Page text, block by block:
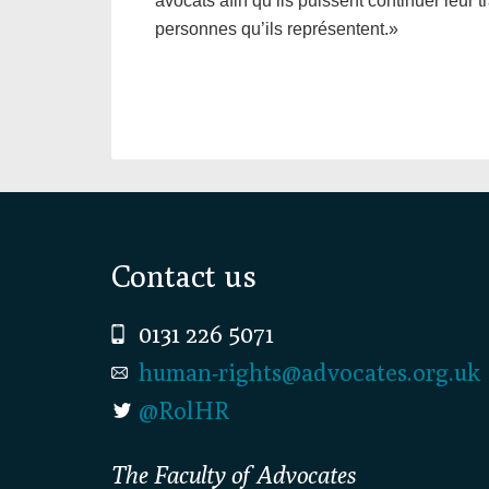
personnes qu’ils représentent.»
Contact us
0131 226 5071
human-rights@advocates.org.uk
@RolHR
The Faculty of Advocates